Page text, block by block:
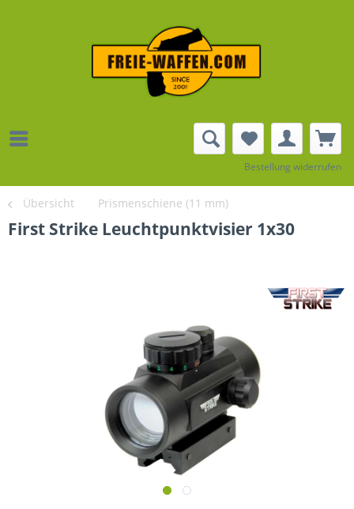
Bestellung widerrufen
Übersicht Prismenschiene (11 mm)
First Strike Leuchtpunktvisier 1x30